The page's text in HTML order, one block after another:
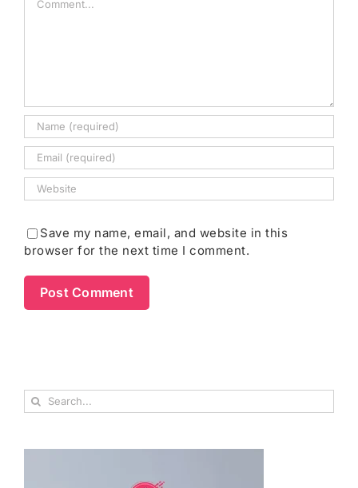
Save my name, email, and website in this
browser for the next time I comment.
Search
for: